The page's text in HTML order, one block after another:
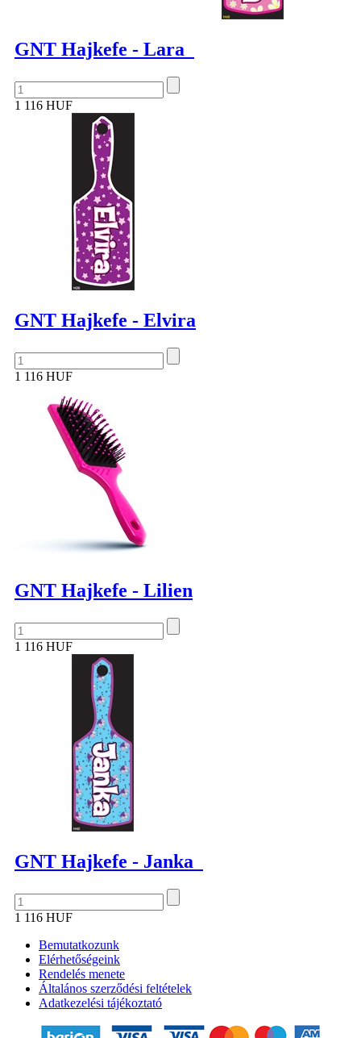
GNT Hajkefe - Lara
1 116 HUF
GNT Hajkefe - Elvira
1 116 HUF
GNT Hajkefe - Lilien
1 116 HUF
GNT Hajkefe - Janka
1 116 HUF
Bemutatkozunk
Elérhetőségeink
Rendelés menete
Általános szerződési feltételek
Adatkezelési tájékoztató